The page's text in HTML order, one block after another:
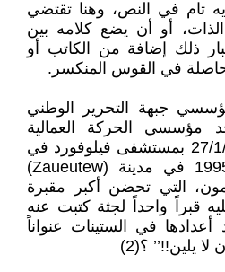
تام في النص، وهنا تقتضي
الذات، أو أن يضع كلامه بين
ذلك إضافة من الكاتب أو
في القوس المنكسر.
جبهة التحرير الوطني
مؤسسي الحركة العمالية
والنقابية بالبلاد) في 27/1/1995 بمستشفى فيلوفورد في
بلجيكا ودفن في 2/2/ 1995 في مدينة (Zaueutew)
التي تحضن أكبر مقبرة
قبراً واحداً لجثة كتبت عنه
في الستينات عنواناً
يلين!!’’ ؟(2)